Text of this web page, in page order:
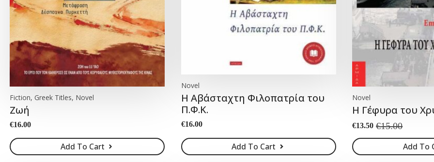
Fiction, Greek Titles, Novel
Ζωή
€16.00
Add To Cart
Novel
Η Αβάσταχτη Φιλοπατρία του
Π.Φ.Κ.
€16.00
Add To Cart
Novel
Η Γέφυρα του
€15.00
Original
price
was:
€15.00.
€13.50
Current
price
is:
€13.50.
Add To